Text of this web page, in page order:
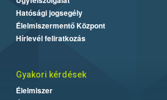
Hatósági jogsegély
Élelmiszermentő Központ
Hírlevél feliratkozás
Gyakori kérdések
Élelmiszer